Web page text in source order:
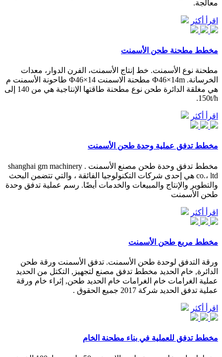
معالجة.
اقرأ أكثر
مخطط مطحنة طحن الأسمنت
مطحنة نوع الأسمنت. خط إنتاج الأسمنت، الفرن الدوار، معدات
الخرسانة. Ф46×14m مطحنة الاسمنت Ф46×14 طاحونة الأسمنت م
هي مغلقة الدائرة طحن نوع مطحنة طاقتها الإنتاجية هي من 140 إلى
150t/h.
اقرأ أكثر
مخطط تدفق عملية وحدة طحن الأسمنت
مخطط تدفق وحدة طحن مصنع الأسمنت . shanghai gm machinery
co.، ltd هي إحدى شركات التكنولوجيا الفائقة ، والتي تتضمن البحث
والتطوير والإنتاج والمبيعات والخدمات أيضًا. رسم عملية تدفق وحدة
طحن الأسمنت
اقرأ أكثر
مخطط مربع طحن الأسمنت
ورقة التدفق لوحدة طحن الأسمنت. تدفق الأسمنت ورقة طحن
الدائرة, خام الحديد مخطط تدفق مصنع لتجهيز, التكتل من الحديد
عملية الغرامات خام الغرامات خام الحديد طحن, إثراء خام ورقة
عملية تدفق الحديد شركة 2017 جميع الحقوق .
اقرأ أكثر
مخطط تدفق للعملية في بناء مطحنة الخام